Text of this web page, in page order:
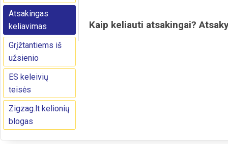
Atsakingas
keliavimas
Grįžtantiems iš
užsienio
ES keleivių
teisės
Zigzag.lt kelionių
blogas
Kaip keliauti atsakingai?